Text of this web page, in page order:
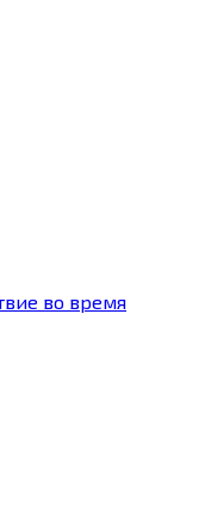
во время